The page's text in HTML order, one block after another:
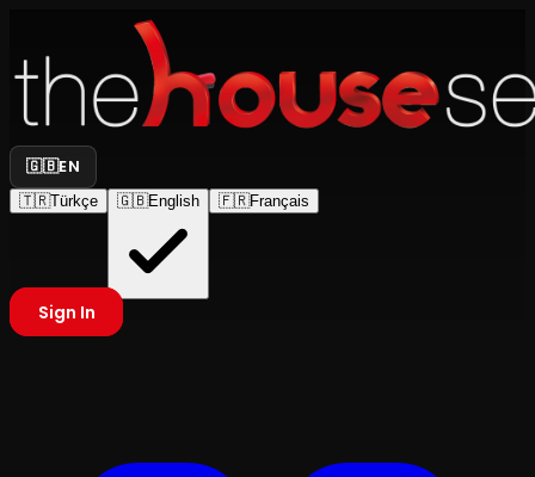
🇬🇧EN
🇹🇷Türkçe 🇬🇧English 🇫🇷Français
Sign In